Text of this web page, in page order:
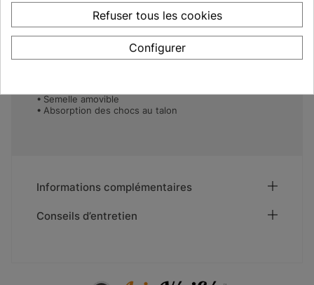
Caractéristiques
Semelle amovible
Absorption des chocs au talon
Informations complémentaires
Conseils d’entretien
Refuser tous les cookies
Configurer